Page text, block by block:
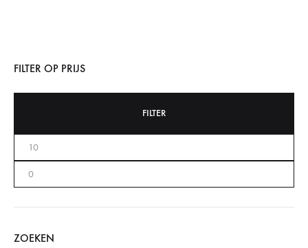
FILTER OP PRIJS
FILTER
ZOEKEN